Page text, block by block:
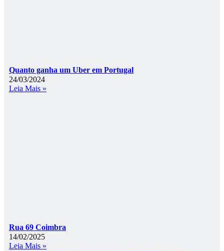
Quanto ganha um Uber em Portugal
24/03/2024
Leia Mais »
Rua 69 Coimbra
14/02/2025
Leia Mais »